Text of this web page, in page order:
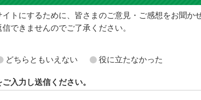
トにするために、皆さまのご意見・ご感想をお聞か
できませんのでご了承ください。
どちらともいえない 役に立たなかった
入力し送信ください。